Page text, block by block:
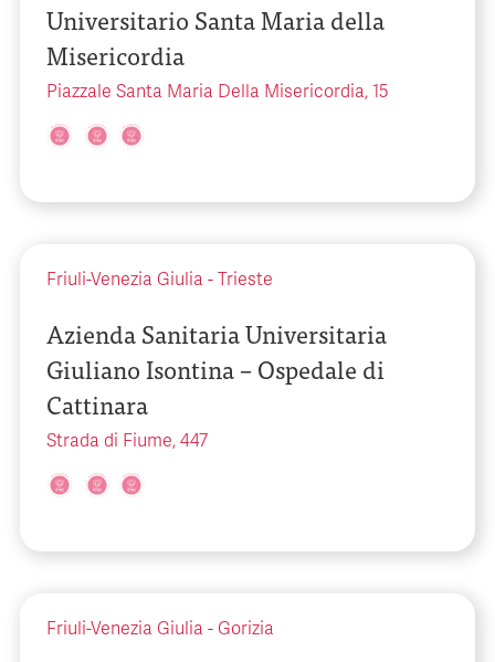
Universitario Santa Maria della
Misericordia
Piazzale Santa Maria Della Misericordia, 15
Friuli-Venezia Giulia - Trieste
Azienda Sanitaria Universitaria
Giuliano Isontina – Ospedale di
Cattinara
Strada di Fiume, 447
Friuli-Venezia Giulia - Gorizia